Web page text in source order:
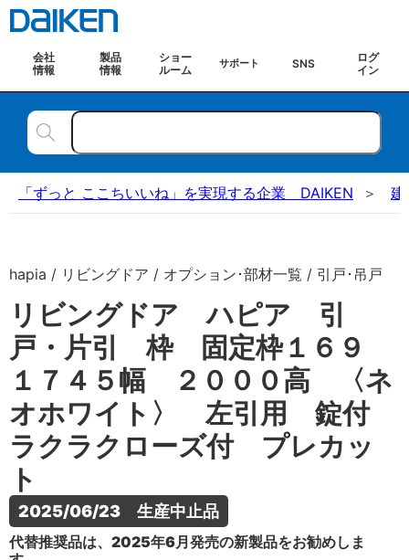
会社
情報
製品
情報
ショー
ルーム
サポート SNS
ログ
イン
「ずっと ここちいいね」を実現する企業 DAIKEN 建
hapia / リビングドア / オプション･部材一覧 / 引戸･吊戸
リビングドア ハピア 引
戸・片引 枠 固定枠１６９
１７４５幅 ２０００高 〈ネ
オホワイト〉 左引用 錠付
ラクラクローズ付 プレカッ
ト
2025/06/23　生産中止品
代替推奨品は、2025年6月発売の新製品をお勧めしま